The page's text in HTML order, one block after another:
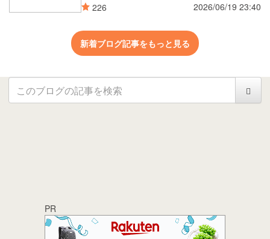
226 2026/06/19 23:40
新着ブログ記事をもっと見る
PR